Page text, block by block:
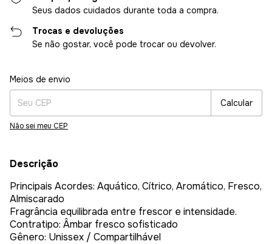
Seus dados cuidados durante toda a compra.
Trocas e devoluções
Se não gostar, você pode trocar ou devolver.
Entregas para o CEP:
Meios de envio
Calcular
Não sei meu CEP
Descrição
Principais Acordes: Aquático, Cítrico, Aromático, Fresco,
Almiscarado
Fragrância equilibrada entre frescor e intensidade.
Contratipo: Âmbar fresco sofisticado
Gênero: Unissex / Compartilhável